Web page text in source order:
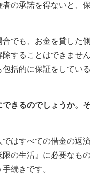
の承諾を得ないと、
でも、お金を貸した
することはできませ
括的に保証をしてい
きるのでしょうか。
はすべての借金の返
の生活』に必要なも
続きです。